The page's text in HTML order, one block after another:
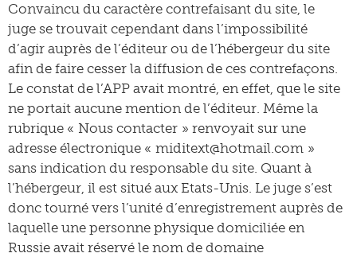
Convaincu du caractère contrefaisant du site, le
juge se trouvait cependant dans l’impossibilité
d’agir auprès de l’éditeur ou de l’hébergeur du site
afin de faire cesser la diffusion de ces contrefaçons.
Le constat de l’APP avait montré, en effet, que le site
ne portait aucune mention de l’éditeur. Même la
rubrique « Nous contacter » renvoyait sur une
adresse électronique « miditext@hotmail.com »
sans indication du responsable du site. Quant à
l’hébergeur, il est situé aux Etats-Unis. Le juge s’est
donc tourné vers l’unité d’enregistrement auprès de
laquelle une personne physique domiciliée en
Russie avait réservé le nom de domaine